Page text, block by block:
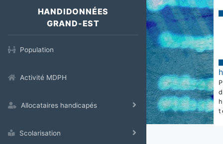
HANDIDONNÉES
GRAND-EST
Population
Activité MDPH
Allocataires handicapés
Scolarisation